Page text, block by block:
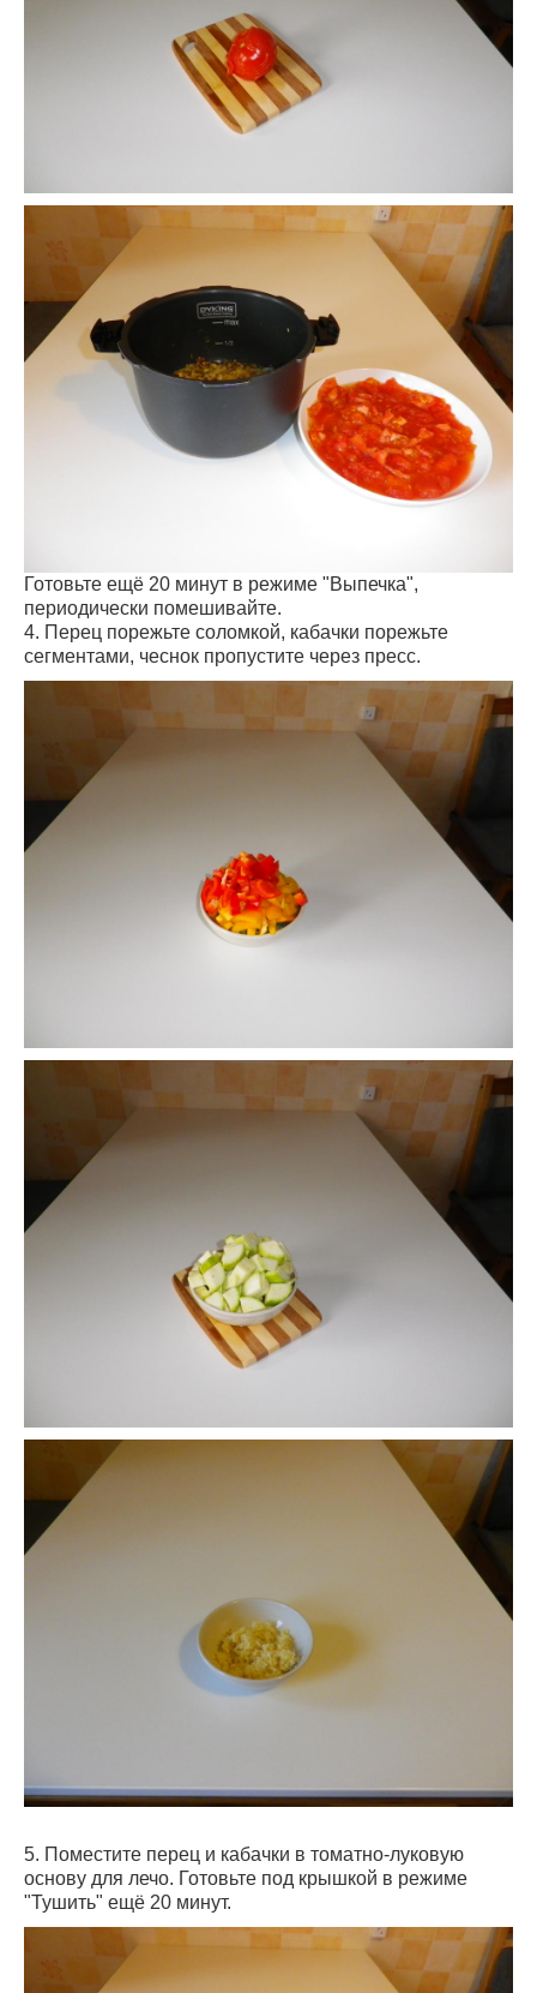
Готовьте ещё 20 минут в режиме "Выпечка",
периодически помешивайте.
4. Перец порежьте соломкой, кабачки порежьте
сегментами, чеснок пропустите через пресс.
5. Поместите перец и кабачки в томатно-луковую
основу для лечо. Готовьте под крышкой в режиме
"Тушить" ещё 20 минут.